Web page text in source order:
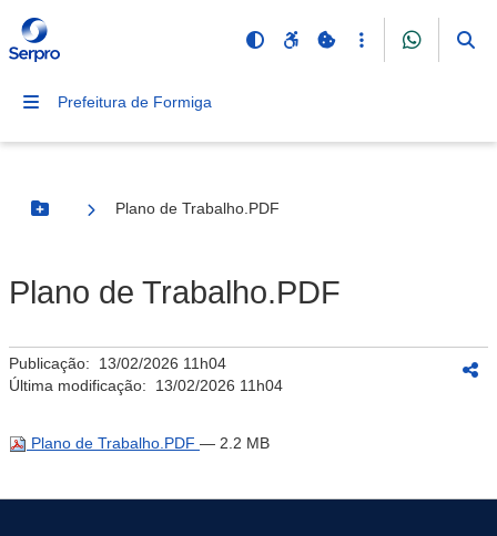
Prefeitura de Formiga
Botão Menu
Plano de Trabalho.PDF
Plano de Trabalho.PDF
Publicação: 13/02/2026 11h04
Última modificação: 13/02/2026 11h04
Plano de Trabalho.PDF — 2.2 MB